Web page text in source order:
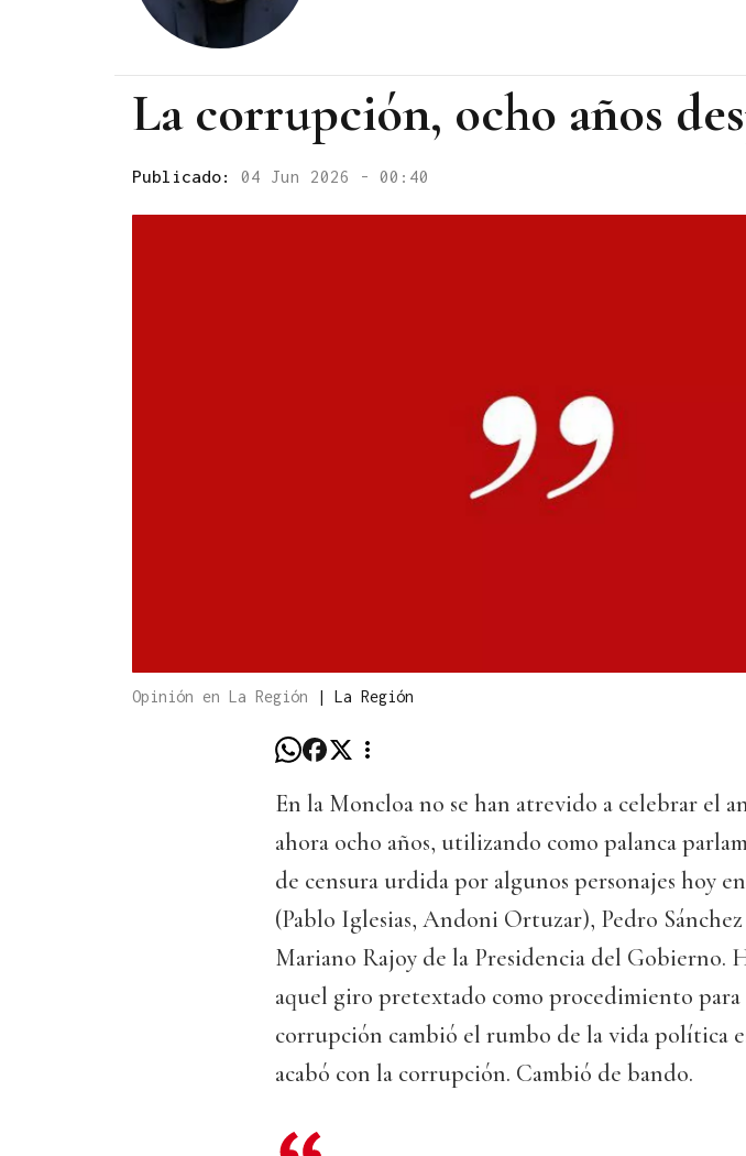
La corrupción, ocho años
Publicado: 04 Jun 2026 - 00:40
Opinión en La Región | La Región
En la Moncloa no se han atrevido a celebrar el
ahora ocho años, utilizando como palanca
de censura urdida por algunos personajes hoy
(Pablo Iglesias, Andoni Ortuzar), Pedro Sánchez
Mariano Rajoy de la Presidencia del Gobierno.
aquel giro pretextado como procedimiento para
corrupción cambió el rumbo de la vida política
acabó con la corrupción. Cambió de bando.